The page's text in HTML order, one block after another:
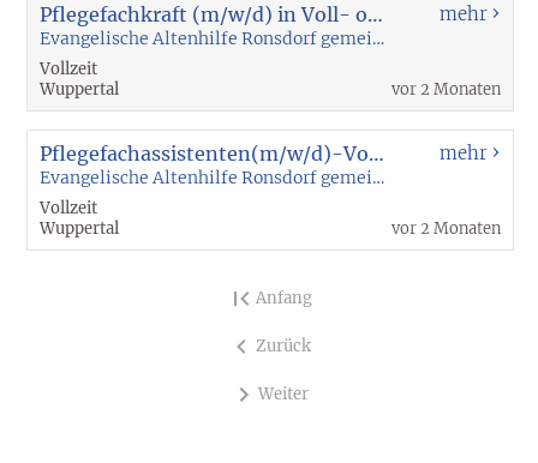
Pflegefachkraft (m/w/d) in Voll- oder Teilzeit
Evangelische Altenhilfe Ronsdorf gemeinnützige GmbH
Vollzeit
Wuppertal
mehr
vor 2 Monaten
Pflegefachassistenten(m/w/d)-Voll- und Teilzeit
Evangelische Altenhilfe Ronsdorf gemeinnützige GmbH
Vollzeit
Wuppertal
mehr
vor 2 Monaten
Anfang
Zurück
Weiter